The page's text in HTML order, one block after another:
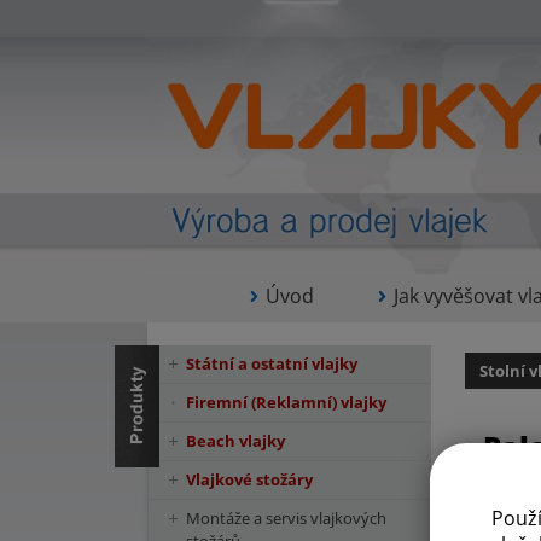
Úvod Jak vyvěšovat
Stolní
Státní a ostatní vlajky
Firemní (Reklamní) vlajky
Beach vlajky
Vlajkové stožáry
Montáže a servis vlajkových